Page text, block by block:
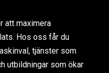
att maximera
Hos oss får du
tjänster som
utbildningar som ökar